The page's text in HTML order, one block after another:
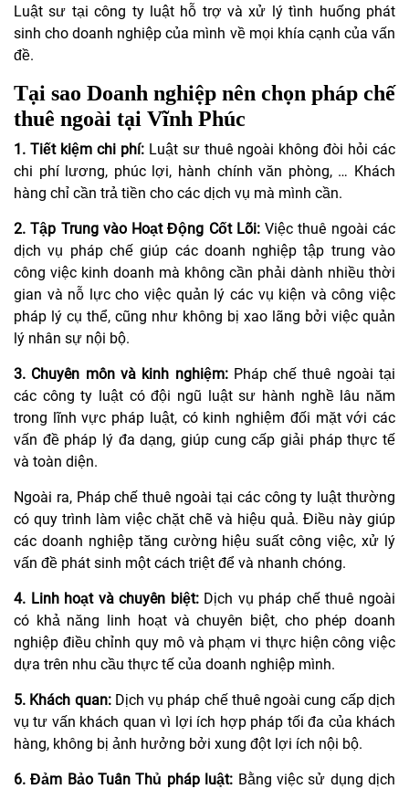
Luật sư tại công ty luật hỗ trợ và xử lý tình huống phát
sinh cho doanh nghiệp của mình về mọi khía cạnh của vấn
đề.
Tại sao Doanh nghiệp nên chọn pháp chế
thuê ngoài tại Vĩnh Phúc
1. Tiết kiệm chi phí: Luật sư thuê ngoài không đòi hỏi các
chi phí lương, phúc lợi, hành chính văn phòng, … Khách
hàng chỉ cần trả tiền cho các dịch vụ mà mình cần.
2. Tập Trung vào Hoạt Động Cốt Lõi:Việc thuê ngoài các
dịch vụ pháp chế giúp các doanh nghiệp tập trung vào
công việc kinh doanh mà không cần phải dành nhiều thời
gian và nỗ lực cho việc quản lý các vụ kiện và công việc
pháp lý cụ thể, cũng như không bị xao lãng bởi việc quản
lý nhân sự nội bộ.
3. Chuyên môn và kinh nghiệm: Pháp chế thuê ngoài tại
các công ty luật có đội ngũ luật sư hành nghề lâu năm
trong lĩnh vực pháp luật, có kinh nghiệm đối mặt với các
vấn đề pháp lý đa dạng, giúp cung cấp giải pháp thực tế
và toàn diện.
Ngoài ra, Pháp chế thuê ngoài tại các công ty luật thường
có quy trình làm việc chặt chẽ và hiệu quả. Điều này giúp
các doanh nghiệp tăng cường hiệu suất công việc, xử lý
vấn đề phát sinh một cách triệt để và nhanh chóng.
4. Linh hoạt và chuyên biệt: Dịch vụ pháp chế thuê ngoài
có khả năng linh hoạt và chuyên biệt, cho phép doanh
nghiệp điều chỉnh quy mô và phạm vi thực hiện công việc
dựa trên nhu cầu thực tế của doanh nghiệp mình.
5. Khách quan: Dịch vụ pháp chế thuê ngoài cung cấp dịch
vụ tư vấn khách quan vì lợi ích hợp pháp tối đa của khách
hàng, không bị ảnh hưởng bởi xung đột lợi ích nội bộ.
6. Đảm Bảo Tuân Thủ pháp luật: Bằng việc sử dụng dịch